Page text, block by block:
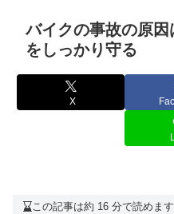
バイクの事故の原
をしっかり守る
X
この記事は約 16 分で読めます